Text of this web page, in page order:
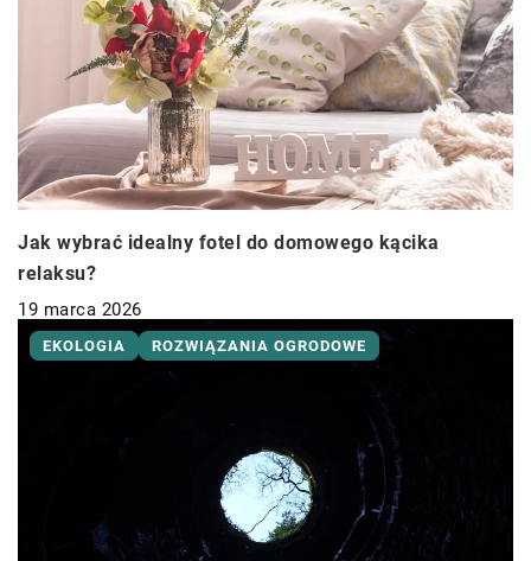
Jak wybrać idealny fotel do domowego kącika
relaksu?
19 marca 2026
EKOLOGIA ROZWIĄZANIA OGRODOWE